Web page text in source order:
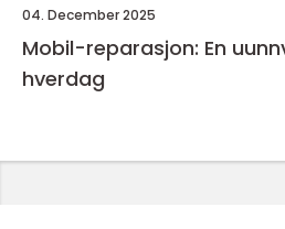
04. December 2025
Mobil-reparasjon: En
hverdag